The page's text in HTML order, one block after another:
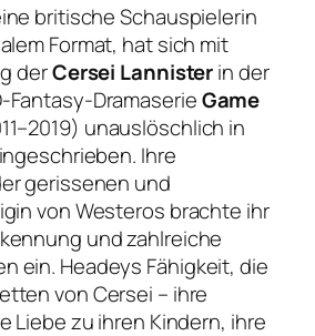
britische Schauspielerin
Format, hat sich mit
derCersei Lannisterin der
Fantasy-DramaserieGame
unauslöschlich in
Ihre
gerissenen und
von Westeros brachte ihr
und zahlreiche
ein. Headeys Fähigkeit, die
von Cersei – ihre
Liebe zu ihren Kindern, ihre